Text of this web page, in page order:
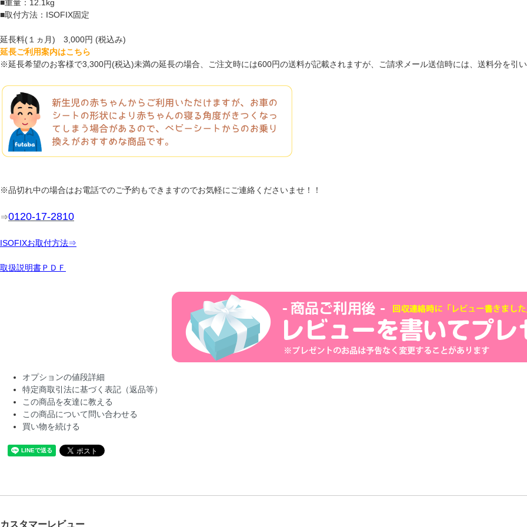
■重量：12.1kg
■取付方法：ISOFIX固定
延長料(１ヵ月) 3,000円 (税込み)
延長ご利用案内はこちら
※延長希望のお客様で3,300円(税込)未満の延長の場合、ご注文時には600円の送料が記載されますが、ご請求メール送信時には、送料分を引い
※品切れ中の場合はお電話でのご予約もできますのでお気軽にご連絡くださいませ！！
⇒0120-17-2810
ISOFIXお取付方法⇒
取扱説明書ＰＤＦ
オプションの値段詳細
特定商取引法に基づく表記（返品等）
この商品を友達に教える
この商品について問い合わせる
買い物を続ける
カスタマーレビュー